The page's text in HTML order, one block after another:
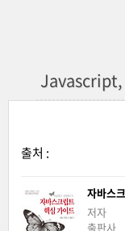
Javascript,
출처 :
자바스
저자
출판사